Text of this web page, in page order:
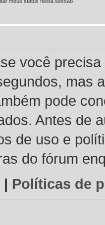
você
mas
pode
Antes de
de uso e
do fórum
| Políticas de